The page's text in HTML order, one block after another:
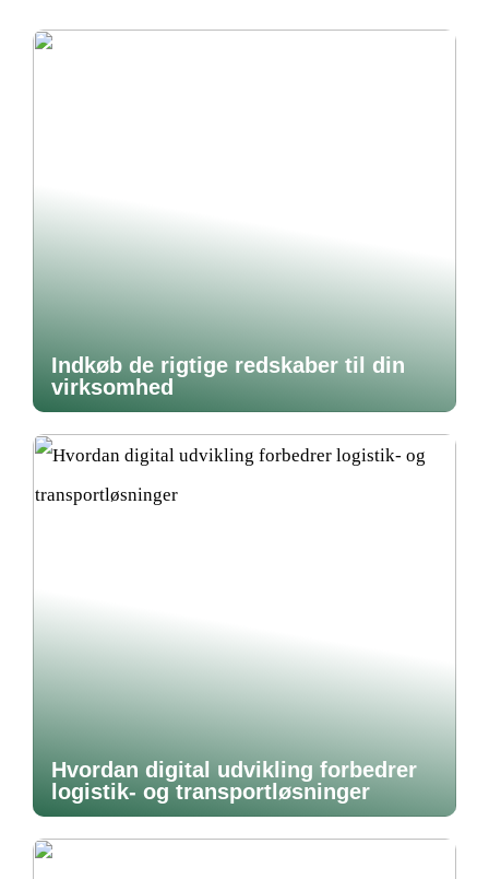
Indkøb de rigtige redskaber til din
virksomhed
Hvordan digital udvikling forbedrer
logistik- og transportløsninger